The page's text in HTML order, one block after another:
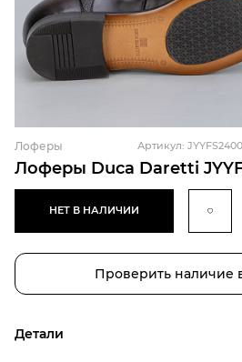
Лоферы Duca Daretti
Лоферы Артикул:
НЕТ В НАЛИЧИИ
Проверить наличие
Детали